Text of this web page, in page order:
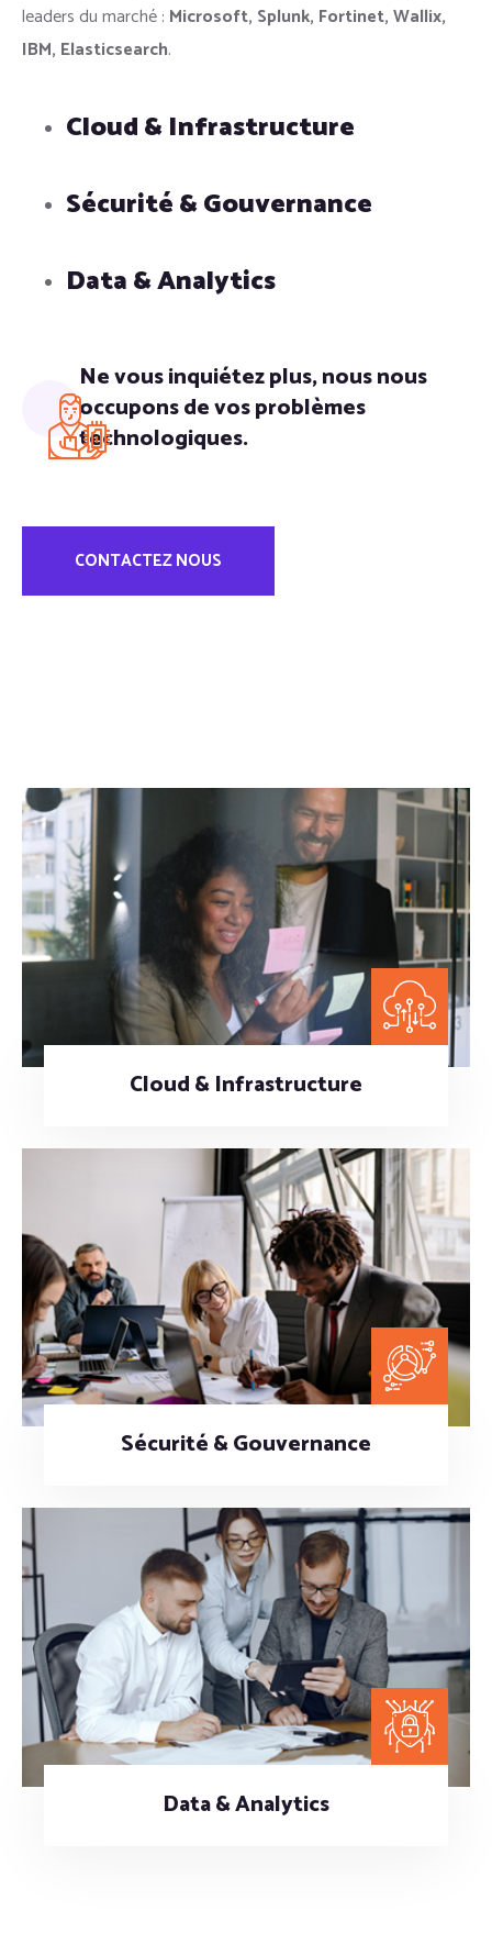
leaders du marché : Microsoft, Splunk, Fortinet, Wallix,
IBM, Elasticsearch.
Cloud & Infrastructure
Sécurité & Gouvernance
Data & Analytics
Ne vous inquiétez plus, nous nous
occupons de vos problèmes
technologiques.
CONTACTEZ NOUS
Cloud & Infrastructure
Sécurité & Gouvernance
Data & Analytics